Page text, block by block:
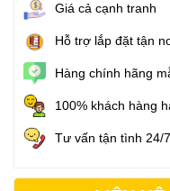
Giá cả cạnh tranh
Hỗ trợ lắp đặt tận
Hàng chính hãng
100% khách hàng
Tư vấn tận tình 24/7